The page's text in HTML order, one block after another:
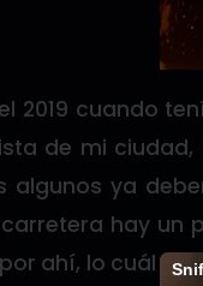
2019 cuando
de mi
algunos ya
hay un
ahí, lo cuál es